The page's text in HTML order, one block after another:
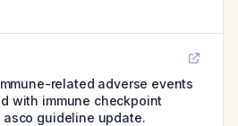
related adverse events
with immune checkpoint
guideline update.